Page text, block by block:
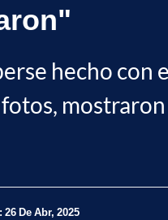
hecho con
De Abr, 2025